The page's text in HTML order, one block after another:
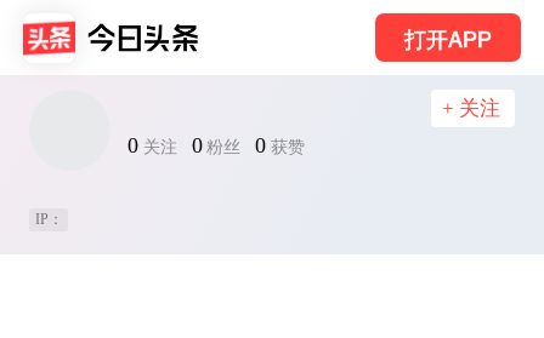
打开APP
0 关注 0 粉丝 0 获赞
+ 关注
IP：